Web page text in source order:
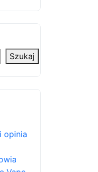
Szukaj
opinia